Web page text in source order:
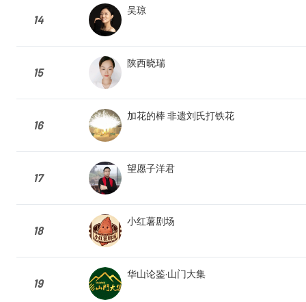
14
吴琼
15
陕西晓瑞
16
加花的棒 非遗刘氏打铁花
17
望愿子洋君
18
小红薯剧场
19
华山论鉴·山门大集